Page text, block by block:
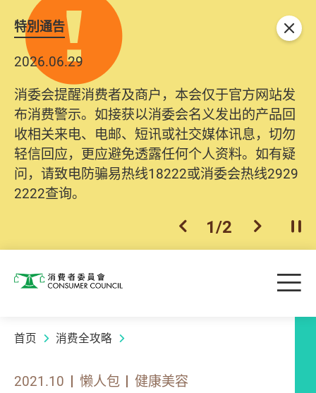
特別通告
2026.06.29
消委会提醒消费者及商户，本会仅于官方网站发
布消费警示。如接获以消委会名义发出的产品回
收相关来电、电邮、短讯或社交媒体讯息，切勿
轻信回应，更应避免透露任何个人资料。如有疑
问，请致电防骗易热线18222或消委会热线2929
2222查询。
上一个
1/2 下一个开
关闭
消费者委员会 目
首页 消费全攻略
2021.10 懒人包 健康美容